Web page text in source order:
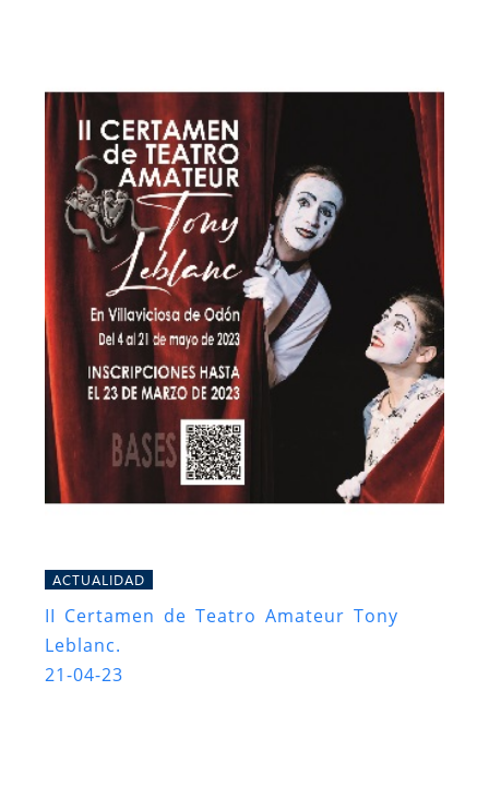
ACTUALIDAD
II Certamen de Teatro Amateur Tony
Leblanc.
21-04-23